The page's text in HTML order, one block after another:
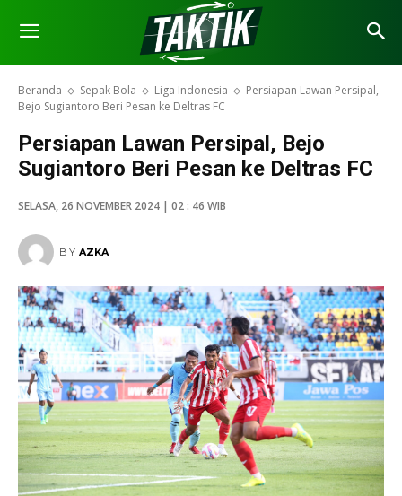
Beranda Sepak Bola Liga Indonesia
Persiapan Lawan Persipal,
Bejo Sugiantoro Beri Pesan ke Deltras FC
Persiapan Lawan Persipal, Bejo
Sugiantoro Beri Pesan ke Deltras FC
SELASA, 26 NOVEMBER 2024 | 02 : 46 WIB
BY AZKA